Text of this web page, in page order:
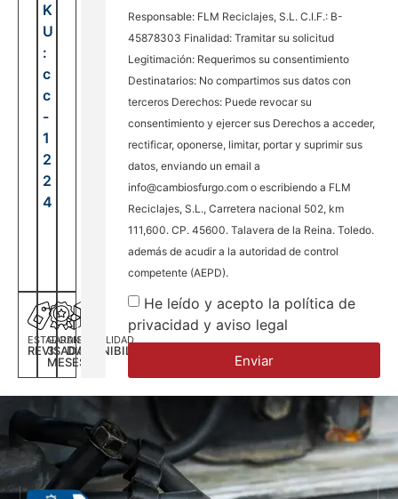
ESTADO
REVISADA
GARANTÍA
3
MESES
DISPONILIDAD
DISPONIBILIDAD
K
U
:
c
c
-
1
2
2
4
Responsable: FLM Reciclajes, S.L. C.I.F.: B-
45878303 Finalidad: Tramitar su solicitud
Legitimación: Requerimos su consentimiento
Destinatarios: No compartimos sus datos con
terceros Derechos: Puede revocar su
consentimiento y ejercer sus Derechos a acceder,
rectificar, oponerse, limitar, portar y suprimir sus
datos, enviando un email a
info@cambiosfurgo.com o escribiendo a FLM
Reciclajes, S.L., Carretera nacional 502, km
111,600. CP. 45600. Talavera de la Reina. Toledo.
además de acudir a la autoridad de control
competente (AEPD).
He leído y acepto la política de
privacidad y aviso legal
Enviar